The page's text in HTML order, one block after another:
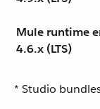
Mule runtime
4.6.x (LTS)
* Studio